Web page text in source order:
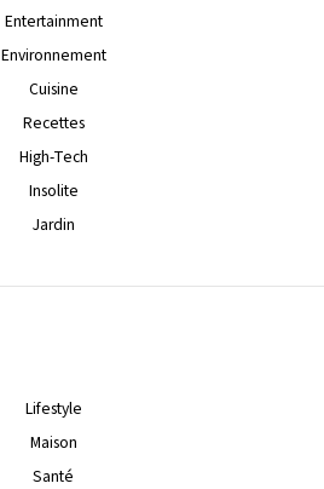
Entertainment
Environnement
Cuisine
Recettes
High-Tech
Insolite
Jardin
Lifestyle
Maison
Santé